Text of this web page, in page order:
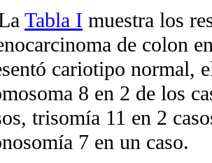
Tabla I muestra los
de colon
cariotipo normal,
8 en 2 de los
trisomía 11 en 2
7 en un caso.